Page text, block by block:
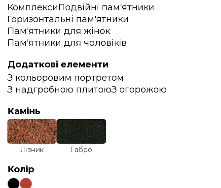
КомплексиПодвійні пам'ятники
Горизонтальні пам'ятники
Пам'ятники для жінок
Пам'ятники для чоловіків
Додаткові елементи
З кольоровим портретом
З надгробною плитоюЗ огорожою
Камінь
Лізник Габро
Колір